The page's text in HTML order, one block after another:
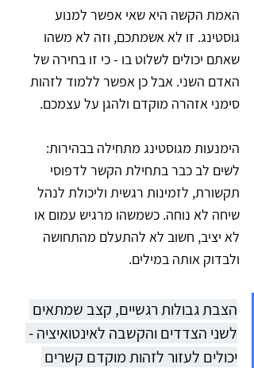
האמת הקשה היא שאי אפשר למנוע
גוסטינג. זו לא אשמתכם, וזה לא משהו
שאתם יכולים לשלוט בו - כי זו בחירה של
האדם השני. אבל כן אפשר ללמוד לזהות
סימני אזהרה מוקדם ולהגן על עצמכם.
הימנעות מגוסטינג מתחילה בבהירות:
לשים לב כבר בתחילת הקשר לדפוסי
תקשורת, לזמינות רגשית וליכולת לנהל
שיחה לא נוחה. כשמשהו מרגיש עמום או
לא יציב, חשוב לא להתעלם מהתחושה
ולבדוק אותה במילים.
הצבת גבולות רגשיים, קצב שמתאים
לשני הצדדים והקשבה לאינטואיציה -
יכולים לעזור לזהות מוקדם קשרים